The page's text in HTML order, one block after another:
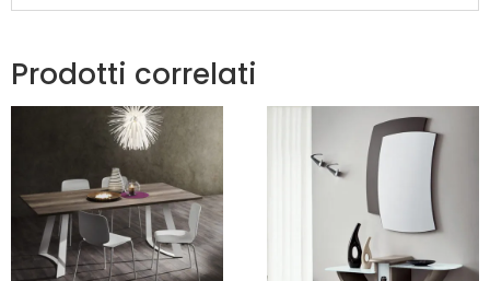
Prodotti correlati